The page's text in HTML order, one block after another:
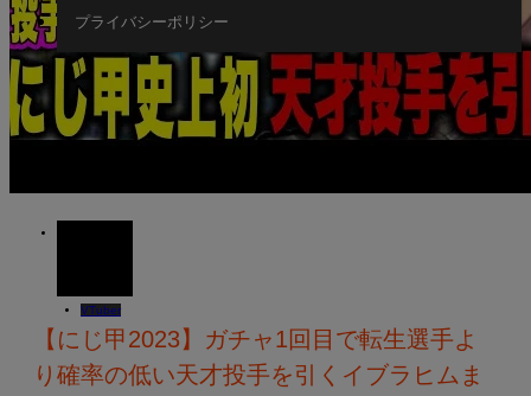
プライバシーポリシー
VTuber
【にじ甲2023】ガチャ1回目で転生選手よ
り確率の低い天才投手を引くイブラヒムま